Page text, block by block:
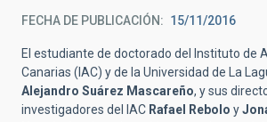
FECHA DE PUBLICACIÓN 15/11/2016
El estudiante de doctorado del Instituto de
Canarias (IAC) y de la Universidad de La
Alejandro Suárez Mascareño, y sus
investigadores del IAC Rafael Rebolo y